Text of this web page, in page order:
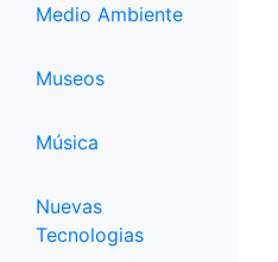
Medio Ambiente
Museos
Música
Nuevas
Tecnologias